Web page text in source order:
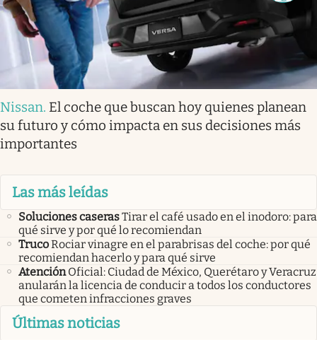
Nissan. El coche que buscan hoy quienes planean
su futuro y cómo impacta en sus decisiones más
importantes
Las más leídas
Soluciones caserasTirar el café usado en el inodoro: para
qué sirve y por qué lo recomiendan
TrucoRociar vinagre en el parabrisas del coche: por qué
recomiendan hacerlo y para qué sirve
Atención Oficial: Ciudad de México, Querétaro y Veracruz
anularán la licencia de conducir a todos los conductores
que cometen infracciones graves
Últimas noticias